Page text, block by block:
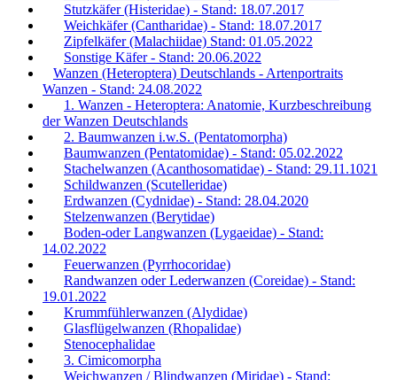
Stutzkäfer (Histeridae) - Stand: 18.07.2017
Weichkäfer (Cantharidae) - Stand: 18.07.2017
Zipfelkäfer (Malachiidae) Stand: 01.05.2022
Sonstige Käfer - Stand: 20.06.2022
Wanzen (Heteroptera) Deutschlands - Artenportraits
Wanzen - Stand: 24.08.2022
1. Wanzen - Heteroptera: Anatomie, Kurzbeschreibung
der Wanzen Deutschlands
2. Baumwanzen i.w.S. (Pentatomorpha)
Baumwanzen (Pentatomidae) - Stand: 05.02.2022
Stachelwanzen (Acanthosomatidae) - Stand: 29.11.1021
Schildwanzen (Scutelleridae)
Erdwanzen (Cydnidae) - Stand: 28.04.2020
Stelzenwanzen (Berytidae)
Boden-oder Langwanzen (Lygaeidae) - Stand:
14.02.2022
Feuerwanzen (Pyrrhocoridae)
Randwanzen oder Lederwanzen (Coreidae) - Stand:
19.01.2022
Krummfühlerwanzen (Alydidae)
Glasflügelwanzen (Rhopalidae)
Stenocephalidae
3. Cimicomorpha
Weichwanzen / Blindwanzen (Miridae) - Stand: